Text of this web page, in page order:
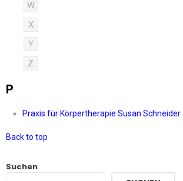
W
X
Y
Z
P
Praxis für Körpertherapie Susan Schneider
Back to top
Suchen